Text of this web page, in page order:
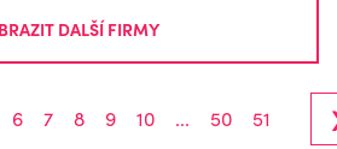
DALŠÍ FIRMY
6 7 8 9 10 ... 50 51